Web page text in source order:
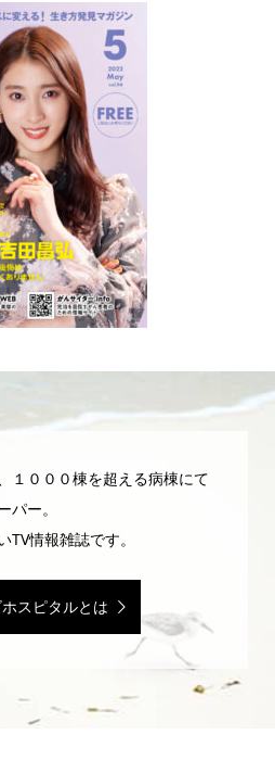
１０００棟を超える病棟にて
パー。
TV情報雑誌です。
スピタルとは